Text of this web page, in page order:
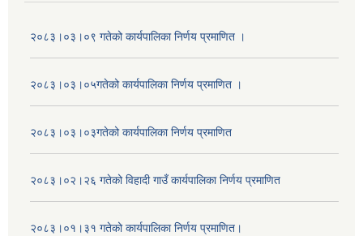
२०८३।०३।०९ गतेको कार्यपालिका निर्णय प्रमाणित ।
२०८३।०३।०५गतेको कार्यपालिका निर्णय प्रमाणित ।
२०८३।०३।०३गतेको कार्यपालिका निर्णय प्रमाणित
२०८३।०२।२६ गतेको विहादी गाउँ कार्यपालिका निर्णय प्रमाणित
२०८३।०१।३१ गतेको कार्यपालिका निर्णय प्रमाणित।